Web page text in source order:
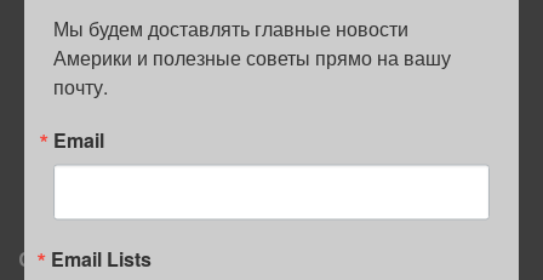
ОБРАЗОВАНИЕ
О нас
Мы будем доставлять главные новости
Америки и полезные советы прямо на вашу
почту.
Email
Email Lists